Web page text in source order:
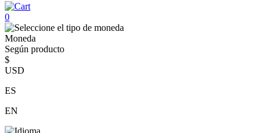
0
Moneda
Según producto
$
USD
ES
EN